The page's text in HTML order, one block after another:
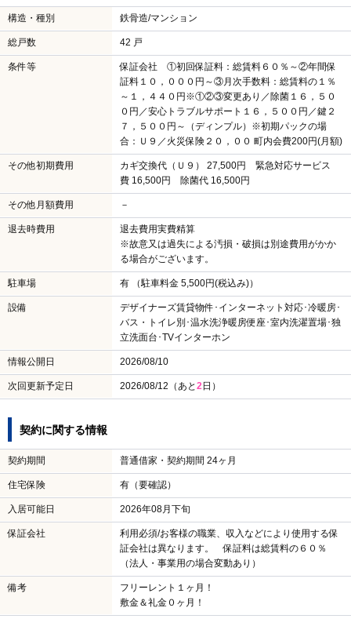
構造・種別 鉄骨造/マンション
総戸数 42 戸
条件等
保証会社 ①初回保証料：総賃料６０％～②年間保
証料１０，０００円～③月次手数料：総賃料の１％
～１，４４０円※①②③変更あり／除菌１６，５０
０円／安心トラブルサポート１６，５００円／鍵２
７，５００円～（ディンプル）※初期パックの場
合：Ｕ９／火災保険２０，００ 町内会費200円(月額)
その他初期費用
カギ交換代（Ｕ９） 27,500円 緊急対応サービス
費 16,500円 除菌代 16,500円
その他月額費用 －
退去時費用
退去費用実費精算
※故意又は過失による汚損・破損は別途費用がかか
る場合がございます。
駐車場 有 （駐車料金 5,500円(税込み)）
設備
デザイナーズ賃貸物件･インターネット対応･冷暖房･
バス・トイレ別･温水洗浄暖房便座･室内洗濯置場･独
立洗面台･TVインターホン
情報公開日 2026/08/10
次回更新予定日 2026/08/12（あと2日）
契約に関する情報
契約期間 普通借家・契約期間 24ヶ月
住宅保険 有（要確認）
入居可能日 2026年08月下旬
保証会社
利用必須/お客様の職業、収入などにより使用する保
証会社は異なります。 保証料は総賃料の６０％
（法人・事業用の場合変動あり）
備考
フリーレント１ヶ月！
敷金＆礼金０ヶ月！